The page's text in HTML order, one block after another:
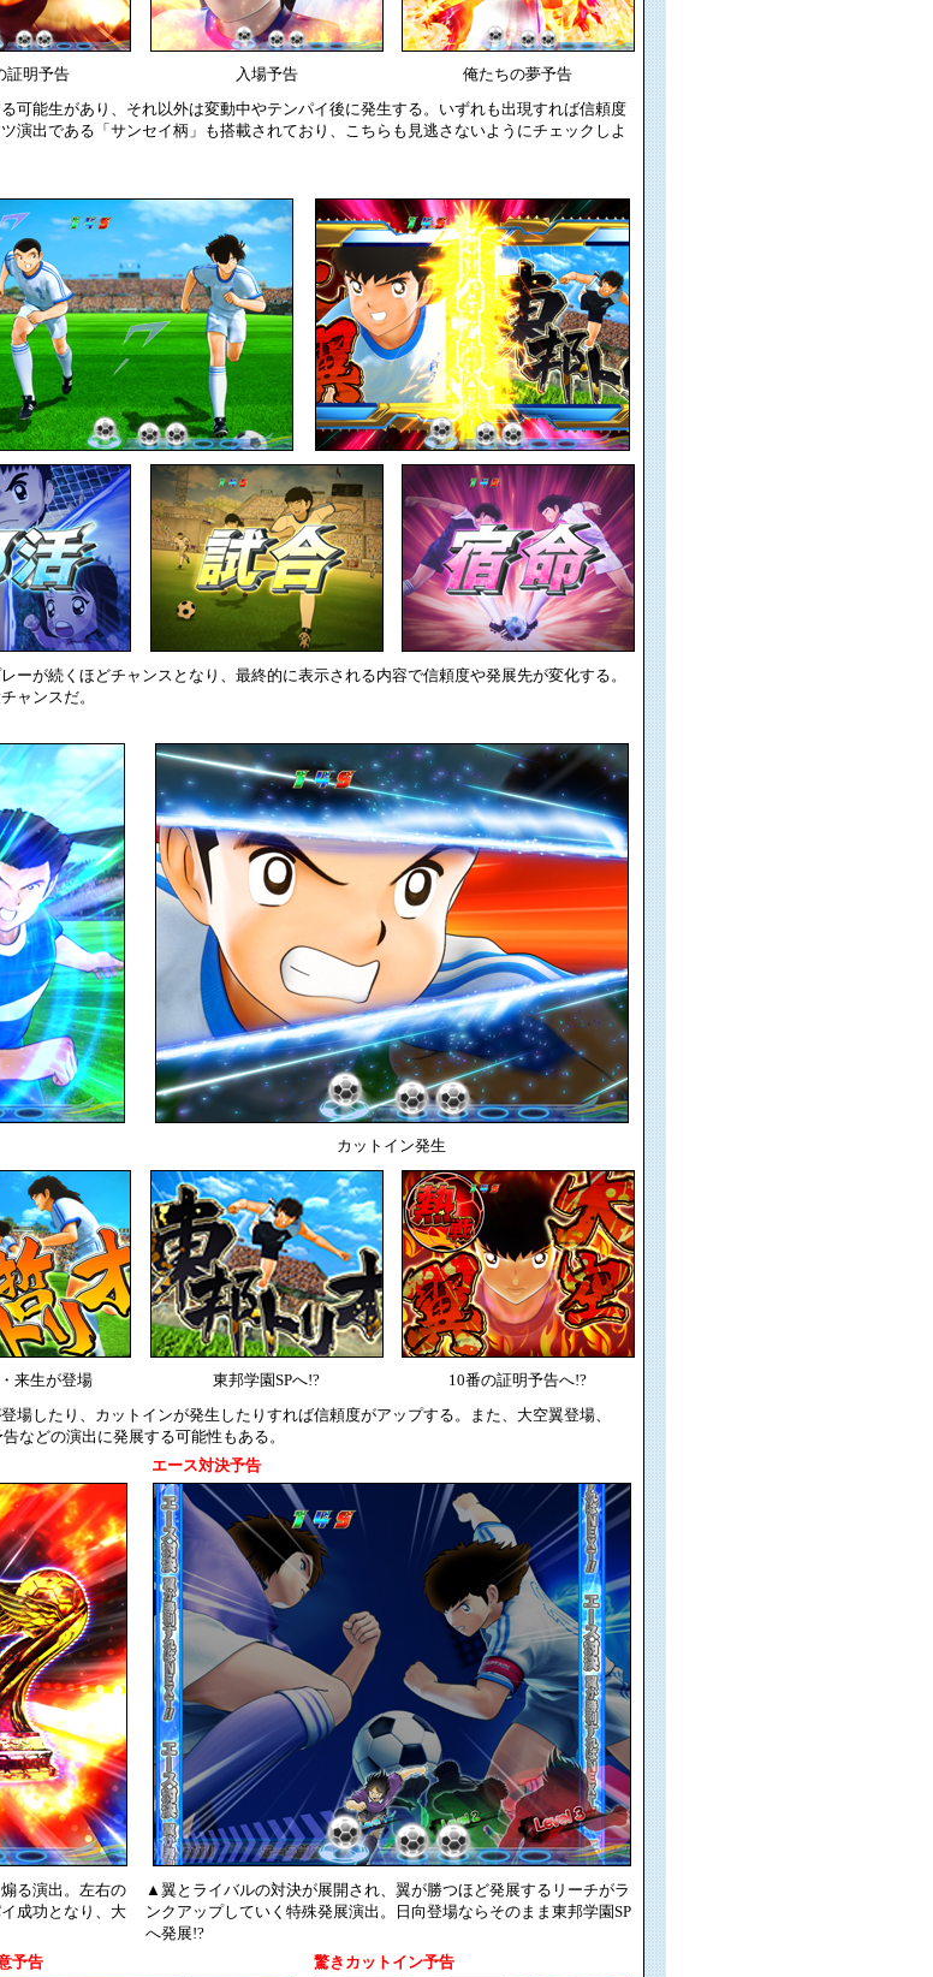
証明予告 入場予告
俺たちの夢予告
可能生があり、それ以外は変動中やテンパイ後に発生する。いずれも出現すれば信頼度
演出である「サンセイ柄」も搭載されており、こちらも見逃さないようにチェックしよ
が続くほどチャンスとなり、最終的に表示される内容で信頼度や発展先が変化する。
ャンスだ。
カットイン発生
来生が登場 東邦学園SPへ!?
10番の証明予告へ!?
したり、カットインが発生したりすれば信頼度がアップする。また、大空翼登場、
などの演出に発展する可能性もある。
エース対決予告
る演出。左右の
成功となり、大
▲翼とライバルの対決が展開され、翼が勝つほど発展するリーチがラ
ンクアップしていく特殊発展演出。日向登場ならそのまま東邦学園SP
へ発展!?
予告 驚きカットイン予告